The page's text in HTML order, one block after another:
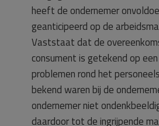
heeft de ondernemer
geanticipeerd op de
Vaststaat dat de
consument is getekend op
problemen rond het
bekend waren bij de
ondernemer niet
daardoor tot de ingrijpende